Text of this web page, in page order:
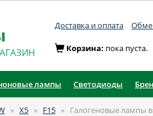
Доставка и оплата
Корзина: пока пуста.
лампы Светодиоды
» X5 » F15 » Галогеновые лампы